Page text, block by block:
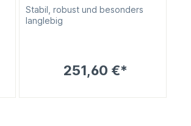
Stabil, robust und besonders
langlebig
251,60 €*